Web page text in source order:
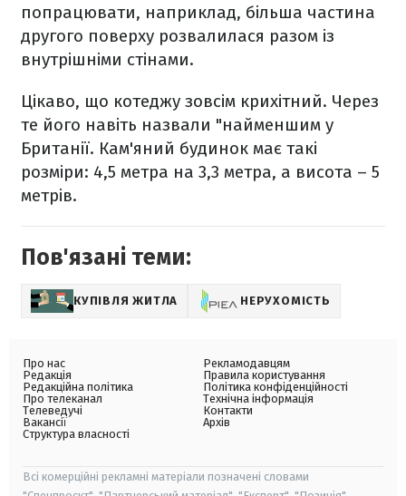
попрацювати, наприклад, більша частина
другого поверху розвалилася разом із
внутрішніми стінами.
Цікаво, що котеджу зовсім крихітний. Через
те його навіть назвали "найменшим у
Британії. Кам'яний будинок має такі
розміри: 4,5 метра на 3,3 метра, а висота – 5
метрів.
Пов'язані теми:
КУПІВЛЯ ЖИТЛА НЕРУХОМІСТЬ
Про нас
Редакція
Редакційна політика
Про телеканал
Телеведучі
Вакансії
Структура власності
Рекламодавцям
Правила користування
Політика конфіденційності
Технічна інформація
Контакти
Архів
Всі комерційні рекламні матеріали позначені словами